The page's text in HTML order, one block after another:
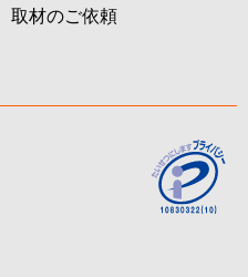
取材のご依頼